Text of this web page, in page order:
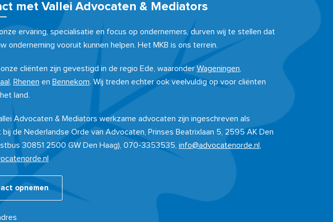
met Vallei Advocaten & Mediators
ervaring, specialisatie en focus op ondernemers, durven wij te stellen dat
onderneming vooruit kunnen helpen. Het MKB is ons terrein.
cliënten zijn gevestigd in de regio Ede, waaronder Wageningen
Rhenen en Bennekom. Wij treden echter ook veelvuldig op voor cliënten
land.
Advocaten & Mediators werkzame advocaten zijn ingeschreven als
bij de Nederlandse Orde van Advocaten, Prinses Beatrixlaan 5, 2595 AK Den
30851 2500 GW Den Haag), 070-3353535, info@advocatenorde.nl
opnemen